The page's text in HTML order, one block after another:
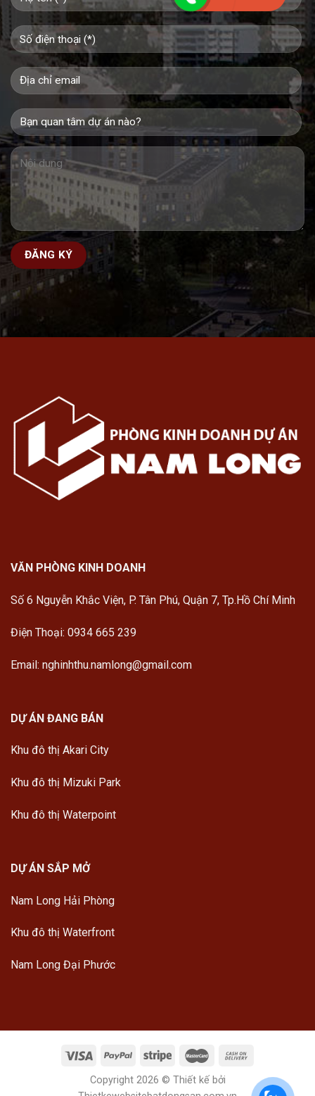
VĂN PHÒNG KINH DOANH
Số 6 Nguyễn Khắc Viện, P. Tân Phú, Quận 7, Tp.Hồ Chí Minh
Điện Thoại: 0934 665 239
Email: nghinhthu.namlong@gmail.com
DỰ ÁN ĐANG BÁN
Khu đô thị Akari City
Khu đô thị Mizuki Park
Khu đô thị Waterpoint
DỰ ÁN SẮP MỞ
Nam Long Hải Phòng
Khu đô thị Waterfront
Nam Long Đại Phước
Copyright 2026 © Thiết kế bởi